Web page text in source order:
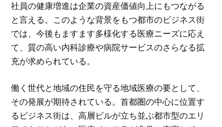
社員の健康増進は企業の資産価値向上にもつながる
と言える。このような背景をもつ都市のビジネス街
では、今後もますます多様化する医療ニーズに応え
て、質の高い内科診療や病院サービスのさらなる拡
充が求められている。
働く世代と地域の住民を守る地域医療の要として、
その発展が期待されている。首都圏の中心に位置す
るビジネス街は、高層ビルが立ち並ぶ都市型のエリ